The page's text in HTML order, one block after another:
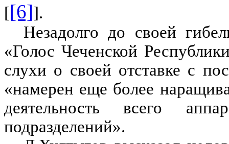
[[6]].
Незадолго до своей
«Голос Чеченской
слухи о своей отставке с
«намерен еще более
деятельность всего
подразделений».